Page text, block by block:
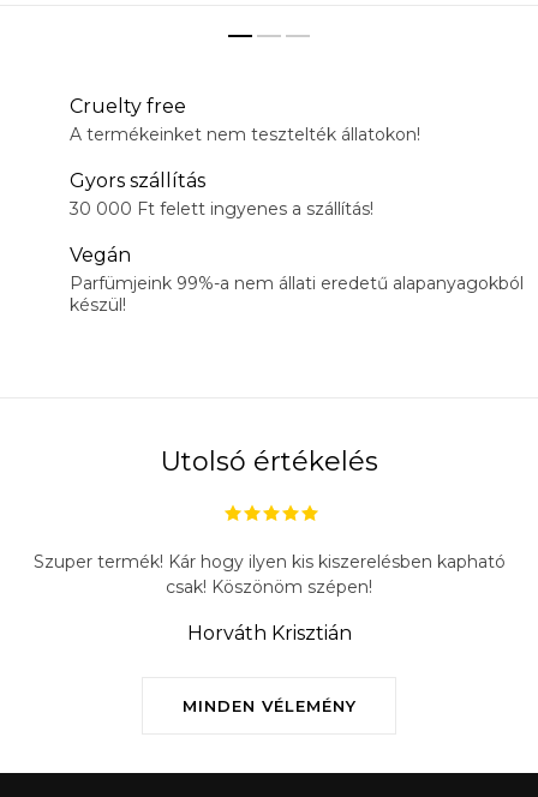
Cruelty free
A termékeinket nem tesztelték állatokon!
Gyors szállítás
30 000 Ft felett ingyenes a szállítás!
Vegán
Parfümjeink 99%-a nem állati eredetű alapanyagokból
készül!
Utolsó értékelés
MINDEN VÉLEMÉNY
Szuper termék! Kár hogy ilyen kis kiszerelésben kapható
csak! Köszönöm szépen!
Horváth Krisztián